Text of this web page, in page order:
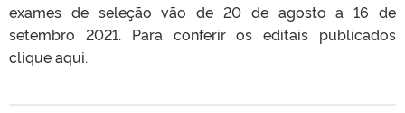
exames de seleção vão de 20 de agosto a 16 de
setembro 2021. Para conferir os editais publicados
clique aqui.